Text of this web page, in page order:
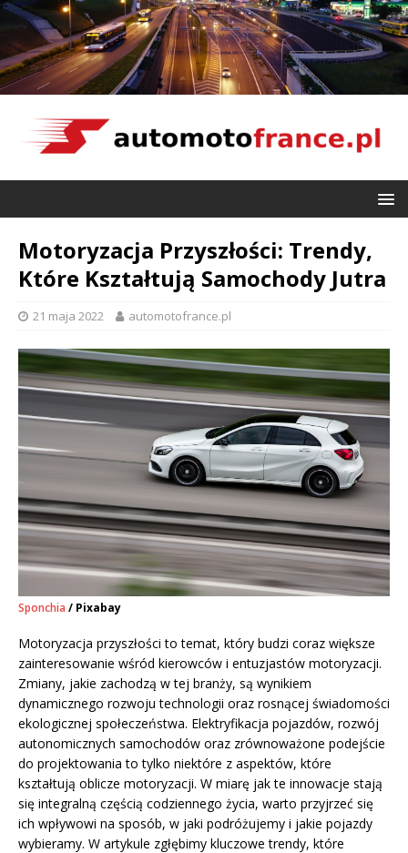
Motoryzacja Przyszłości: Trendy,
Które Kształtują Samochody Jutra
21 maja 2022 automotofrance.pl
Sponchia / Pixabay
Motoryzacja przyszłości to temat, który budzi coraz większe
zainteresowanie wśród kierowców i entuzjastów motoryzacji.
Zmiany, jakie zachodzą w tej branży, są wynikiem
dynamicznego rozwoju technologii oraz rosnącej świadomości
ekologicznej społeczeństwa. Elektryfikacja pojazdów, rozwój
autonomicznych samochodów oraz zrównoważone podejście
do projektowania to tylko niektóre z aspektów, które
kształtują oblicze motoryzacji. W miarę jak te innowacje stają
się integralną częścią codziennego życia, warto przyjrzeć się
ich wpływowi na sposób, w jaki podróżujemy i jakie pojazdy
wybieramy. W artykule zgłębimy kluczowe trendy, które